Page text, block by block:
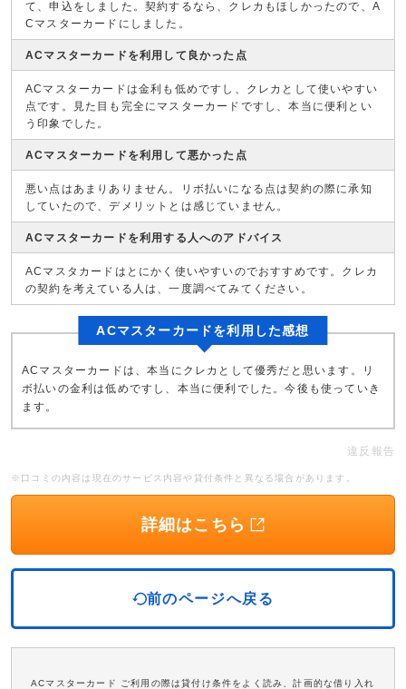
て、申込をしました。契約するなら、クレカもほしかったので、A
Cマスターカードにしました。
ACマスターカードを利用して良かった点
ACマスターカードは金利も低めですし、クレカとして使いやすい
点です。見た目も完全にマスターカードですし、本当に便利とい
う印象でした。
ACマスターカードを利用して悪かった点
悪い点はあまりありません。リボ払いになる点は契約の際に承知
していたので、デメリットとは感じていません。
ACマスターカードを利用する人へのアドバイス
ACマスタカードはとにかく使いやすいのでおすすめです。クレカ
の契約を考えている人は、一度調べてみてください。
ACマスターカードを利用した感想
ACマスターカードは、本当にクレカとして優秀だと思います。リ
ボ払いの金利は低めですし、本当に便利でした。今後も使っていき
ます。
違反報告
※口コミの内容は現在のサービス内容や貸付条件と異なる場合があります。
詳細はこちら
前のページへ戻る
ACマスターカード ご利用の際は貸付け条件をよく読み、計画的な借り入れ